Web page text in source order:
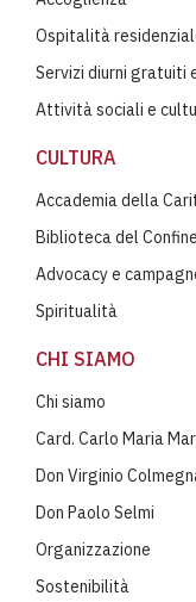
Ospitalità
Servizi diurni gratuiti
Attività sociali e
CULTURA
Accademia della
Biblioteca del Confine
Advocacy e
Spiritualità
CHI SIAMO
Chi siamo
Card. Carlo Maria
Don Virginio
Don Paolo Selmi
Organizzazione
Sostenibilità